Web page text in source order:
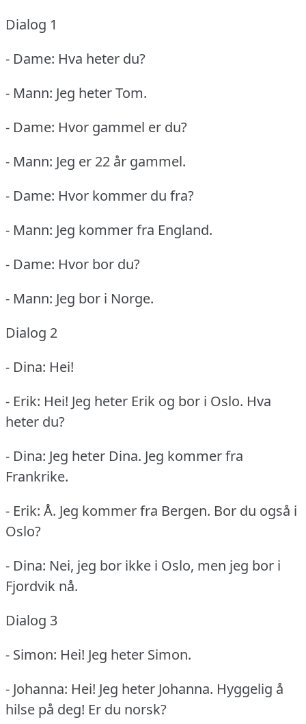
Dialog 1
- Dame: Hva heter du?
- Mann: Jeg heter Tom.
- Dame: Hvor gammel er du?
- Mann: Jeg er 22 år gammel.
- Dame: Hvor kommer du fra?
- Mann: Jeg kommer fra England.
- Dame: Hvor bor du?
- Mann: Jeg bor i Norge.
Dialog 2
- Dina: Hei!
- Erik: Hei! Jeg heter Erik og bor i Oslo. Hva
heter du?
- Dina: Jeg heter Dina. Jeg kommer fra
Frankrike.
- Erik: Å. Jeg kommer fra Bergen. Bor du også i
Oslo?
- Dina: Nei, jeg bor ikke i Oslo, men jeg bor i
Fjordvik nå.
Dialog 3
- Simon: Hei! Jeg heter Simon.
- Johanna: Hei! Jeg heter Johanna. Hyggelig å
hilse på deg! Er du norsk?